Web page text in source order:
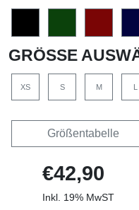
GRÖSSE
XS S M L
Größentabelle
€42,90
Inkl. 19% MwST